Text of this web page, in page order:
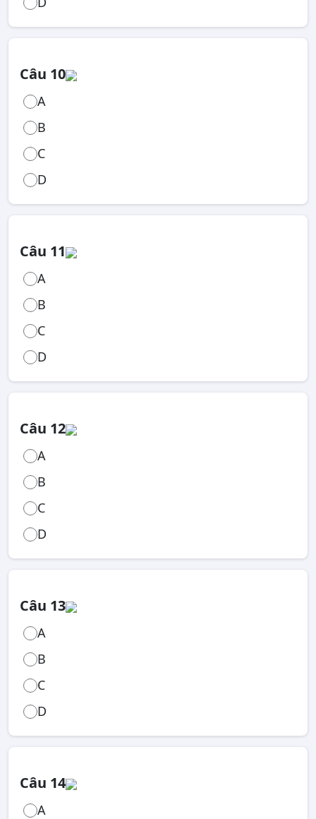
Câu 10
A
B
C
D
Câu 11
A
B
C
D
Câu 12
A
B
C
D
Câu 13
A
B
C
D
Câu 14
A